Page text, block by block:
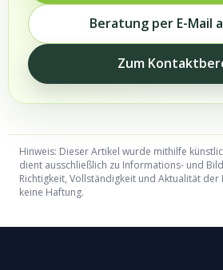
Beratung per E-Mail
Zum
Hinweis: Dieser Artikel wurde mithilfe
dient ausschließlich zu Informations- und
Richtigkeit, Vollständigkeit und Aktualität
keine Haftung.